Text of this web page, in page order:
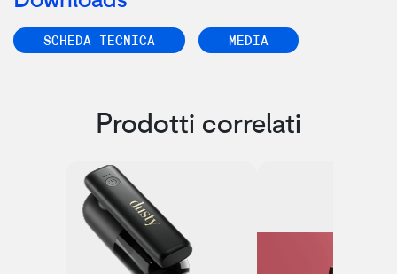
SCHEDA TECNICA MEDIA
Prodotti correlati